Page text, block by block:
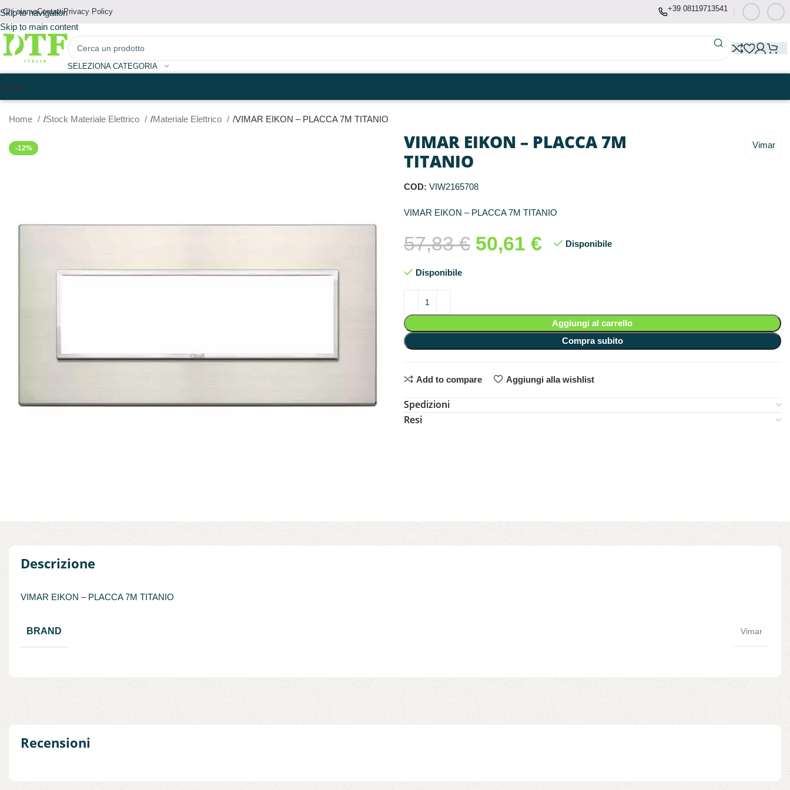
Skip to navigation
Skip to main content
Chi siamoContattiPrivacy Policy +39 08119713541
SELEZIONA CATEGORIA
Home
Home Stock Materiale Elettrico Materiale Elettrico VIMAR EIKON – PLACCA 7M TITANIO
-12%
VIMAR EIKON – PLACCA 7M
TITANIO
Vimar
COD: VIW2165708
VIMAR EIKON – PLACCA 7M TITANIO
57,83€ 50,61 € Disponibile
Disponibile
Aggiungi al carrello
Compra subito
Add to compare Aggiungi alla wishlist
Spedizioni
Resi
Descrizione
VIMAR EIKON – PLACCA 7M TITANIO
BRAND Vimar
Recensioni